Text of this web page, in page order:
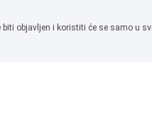
biti objavljen i koristiti će se samo u